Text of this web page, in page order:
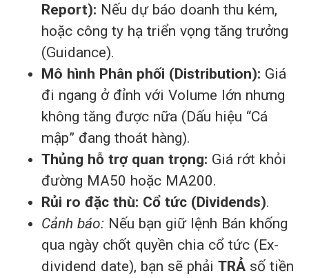
Report): Nếu dự báo doanh thu kém,
hoặc công ty hạ triển vọng tăng trưởng
(Guidance).
Mô hình Phân phối (Distribution): Giá
đi ngang ở đỉnh với Volume lớn nhưng
không tăng được nữa (Dấu hiệu “Cá
mập” đang thoát hàng).
Thủng hỗ trợ quan trọng: Giá rớt khỏi
đường MA50 hoặc MA200.
Rủi ro đặc thù: Cổ tức (Dividends).
Cảnh báo: Nếu bạn giữ lệnh Bán khống
qua ngày chốt quyền chia cổ tức (Ex-
dividend date), bạn sẽ phải TRẢ số tiền